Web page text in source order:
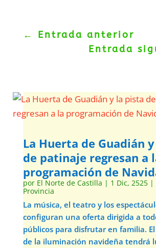
← Entrada anterior
Entrada
La Huerta de Guadián
de patinaje regresan a
programación de
por El Norte de Castilla | 1 Dic, 2525|
Provincia
La música, el teatro y los
configuran una oferta dirigida a
públicos para disfrutar en familia.
de la iluminación navideña tendrá